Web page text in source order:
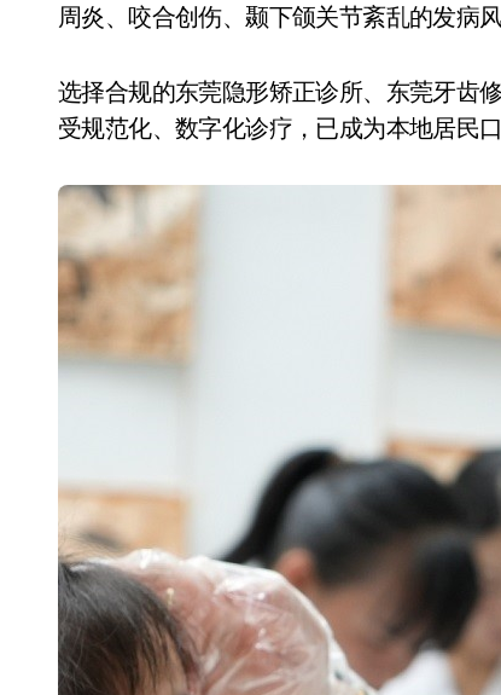
周炎、咬合创伤、颞下颌关节紊乱的发病风
选择合规的东莞隐形矫正诊所、东莞牙齿
受规范化、数字化诊疗，已成为本地居民